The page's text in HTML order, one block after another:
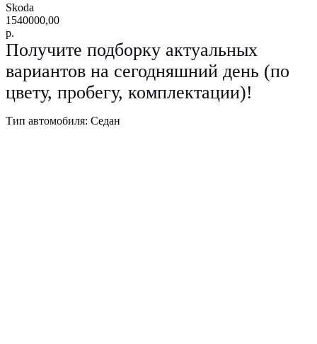
Skoda
1540000,00
р.
Получите подборку актуальных
вариантов на сегодняшний день (по
цвету, пробегу, комплектации)!
Тип автомобиля: Седан